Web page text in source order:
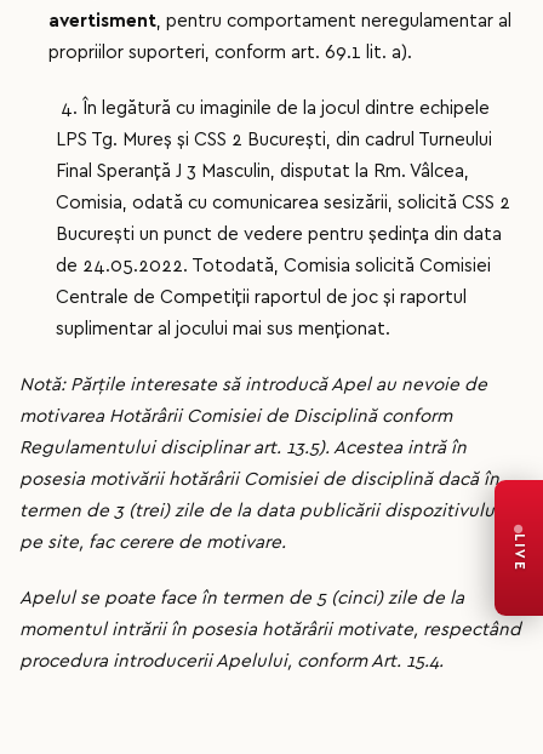
avertisment , pentru comportament neregulamentar al
propriilor suporteri, conform art. 69.1 lit. a).
4. În legătură cu imaginile de la jocul dintre echipele
LPS Tg. Mureș și CSS 2 București, din cadrul Turneului
Final Speranță J 3 Masculin, disputat la Rm. Vâlcea,
Comisia, odată cu comunicarea sesizării, solicită CSS 2
București un punct de vedere pentru ședința din data
de 24.05.2022. Totodată, Comisia solicită Comisiei
Centrale de Competiții raportul de joc și raportul
suplimentar al jocului mai sus menționat.
Notă: Părțile interesate să introducă Apel au nevoie de
motivarea Hotărârii Comisiei de Disciplină conform
Regulamentului disciplinar art. 13.5). Acestea intră în
posesia motivării hotărârii Comisiei de disciplină dacă în
termen de 3 (trei) zile de la data publicării dispozitivului
pe site, fac cerere de motivare.
Apelul se poate face în termen de 5 (cinci) zile de la
momentul intrării în posesia hotărârii motivate, respectând
procedura introducerii Apelului, conform Art. 15.4.
LIVE